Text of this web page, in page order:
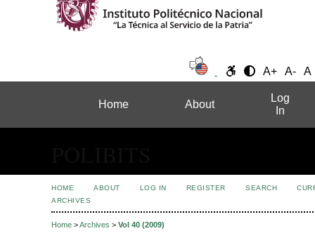
A+ A- A
Home About
Log
In
HOME ABOUT LOG IN REGISTER SEARCH
ARCHIVES
Home >Archives > Vol 40 (2009)